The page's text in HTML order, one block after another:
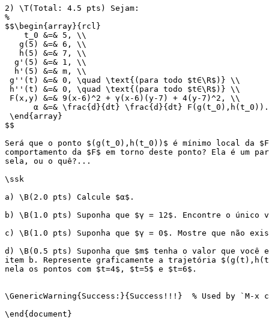
2) \T(Total: 4.5 pts) Sejam:
%
$$\begin{array}{rcl}
    t_0 &=& 5, \\
   g(5) &=& 6, \\
   h(5) &=& 7, \\
  g'(5) &=& 1, \\
  h'(5) &=& m, \\
g''(t) &=& 0, \quad \text{(para todo $t∈\R$)} \\
h''(t) &=& 0, \quad \text{(para todo $t∈\R$)} \\
F(x,y) &=& 9(x-6)^2 + γ(x-6)(y-7) + 4(y-7)^2, \\
α &=& \frac{d}{dt} \frac{d}{dt}
\end{array}
$$
Será que o ponto $(g(t_0),h(t_0))$ é mínimo local da
comportamento da $F$ em torno deste ponto? Ela é um
sela, ou o quê?...
\ssk
a) \B(2.0 pts) Calcule $α$.
b) \B(1.0 pts) Suponha que $γ = 12$. Encontre o único
c) \B(1.0 pts) Suponha que $γ = 0$. Mostre que não
d) \B(0.5 pts) Suponha que $m$ tenha o valor que você
item b. Represente graficamente a trajetória
nela os pontos com $t=4$, $t=5$ e $t=6$.
\GenericWarning{Success:}{Success!!!}  % Used by `M-x
\end{document}